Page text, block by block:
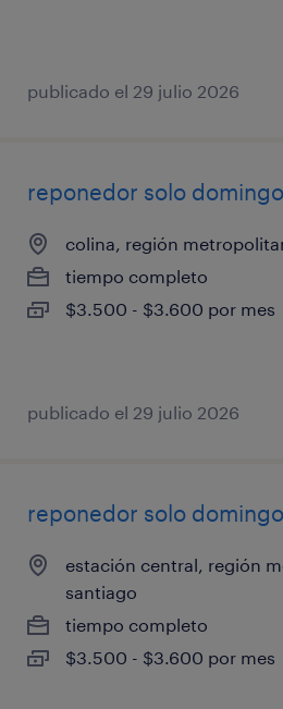
publicado el 29 julio 2026
reponedor solo
colina, región
tiempo completo
$3.500 - $3.600 por mes
publicado el 29 julio 2026
reponedor solo
estación central, región
santiago
tiempo completo
$3.500 - $3.600 por mes